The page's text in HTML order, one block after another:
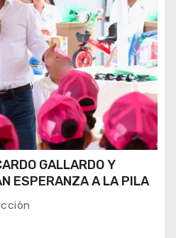
GALLARDO Y
ESPERANZA A LA PILA